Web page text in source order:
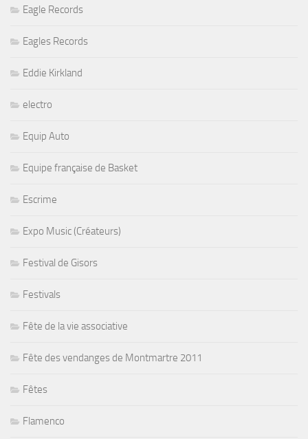
Eagle Records
Eagles Records
Eddie Kirkland
electro
Equip Auto
Equipe française de Basket
Escrime
Expo Music (Créateurs)
Festival de Gisors
Festivals
Fête de la vie associative
Fête des vendanges de Montmartre 2011
Fêtes
Flamenco